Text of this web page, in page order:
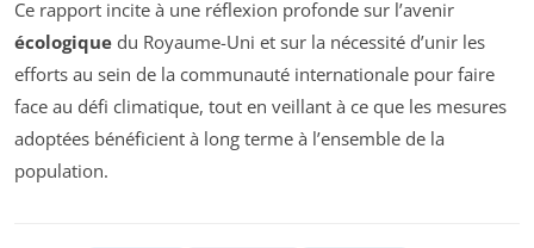
Ce rapport incite à une réflexion profonde sur l’avenir
écologique du Royaume-Uni et sur la nécessité d’unir les
efforts au sein de la communauté internationale pour faire
face au défi climatique, tout en veillant à ce que les mesures
adoptées bénéficient à long terme à l’ensemble de la
population.